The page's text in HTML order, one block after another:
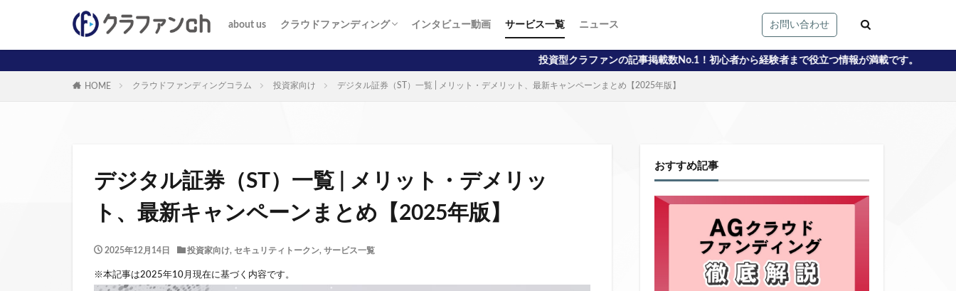
about us クラウドファンディング インタビュー動画 サービス一覧 ニュース お問い合わせ
投資型クラファンの記事掲載数No.1！初心者から経験者まで役立つ情報が満載です。
HOME クラウドファンディングコラム 投資家向け デジタル証券（ST）一覧 | メリット・デメリット、最新キャンペーンまとめ【2025年版】
デジタル証券（ST）一覧 | メリット・デメリッ
ト、最新キャンペーンまとめ【2025年版】
2025年12月14日 投資家向け, セキュリティトークン, サービス一覧
※本記事は2025年10月現在に基づく内容です。
おすすめ記事